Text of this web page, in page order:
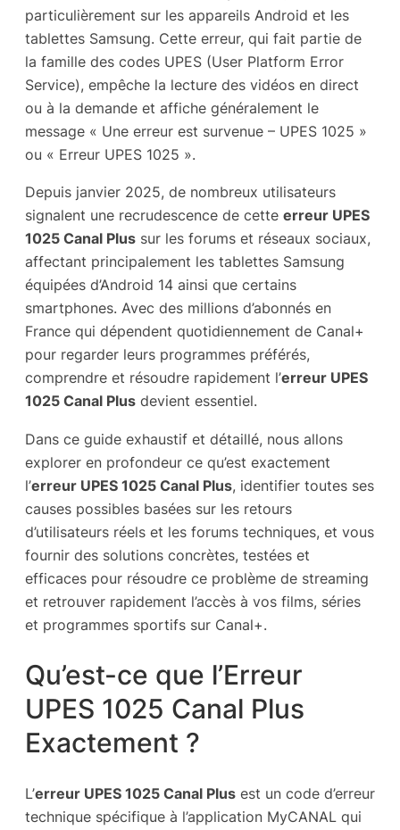
particulièrement sur les appareils Android et les
tablettes Samsung. Cette erreur, qui fait partie de
la famille des codes UPES (User Platform Error
Service), empêche la lecture des vidéos en direct
ou à la demande et affiche généralement le
message « Une erreur est survenue – UPES 1025 »
ou « Erreur UPES 1025 ».
Depuis janvier 2025, de nombreux utilisateurs
signalent une recrudescence de cette erreur UPES
1025 Canal Plus sur les forums et réseaux sociaux,
affectant principalement les tablettes Samsung
équipées d’Android 14 ainsi que certains
smartphones. Avec des millions d’abonnés en
France qui dépendent quotidiennement de Canal+
pour regarder leurs programmes préférés,
comprendre et résoudre rapidement l’erreur UPES
1025 Canal Plus devient essentiel.
Dans ce guide exhaustif et détaillé, nous allons
explorer en profondeur ce qu’est exactement
l’erreur UPES 1025 Canal Plus, identifier toutes ses
causes possibles basées sur les retours
d’utilisateurs réels et les forums techniques, et vous
fournir des solutions concrètes, testées et
efficaces pour résoudre ce problème de streaming
et retrouver rapidement l’accès à vos films, séries
et programmes sportifs sur Canal+.
Qu’est-ce que l’Erreur
UPES 1025 Canal Plus
Exactement ?
L’erreur UPES 1025 Canal Plus est un code d’erreur
technique spécifique à l’application MyCANAL qui